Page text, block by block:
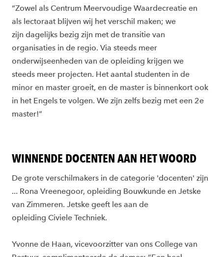
“Zowel als Centrum Meervoudige Waardecreatie en
als lectoraat blijven wij het verschil maken; we
zijn dagelijks bezig zijn met de transitie van
organisaties in de regio. Via steeds meer
onderwijseenheden van de opleiding krijgen we
steeds meer projecten. Het aantal studenten in de
minor en master groeit, en de master is binnenkort ook
in het Engels te volgen. We zijn zelfs bezig met een 2e
master!”
WINNENDE DOCENTEN AAN HET WOORD
De grote verschilmakers in de categorie 'docenten' zijn
... Rona Vreenegoor, opleiding Bouwkunde en Jetske
van Zimmeren. Jetske geeft les aan de
opleiding Civiele Techniek.
Yvonne de Haan, vicevoorzitter van ons College van